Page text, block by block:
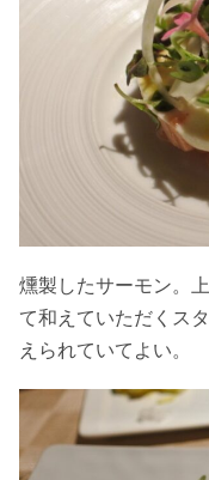
燻製したサーモン。
て和えていただくス
えられていてよい。